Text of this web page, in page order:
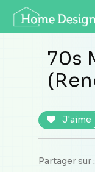
70s
J'aime
Partager sur :